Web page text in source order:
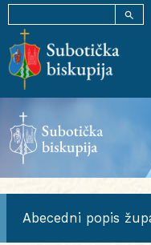
Skip
to
content
Search
for:
SEARCH BUTTON
Abecedni popis